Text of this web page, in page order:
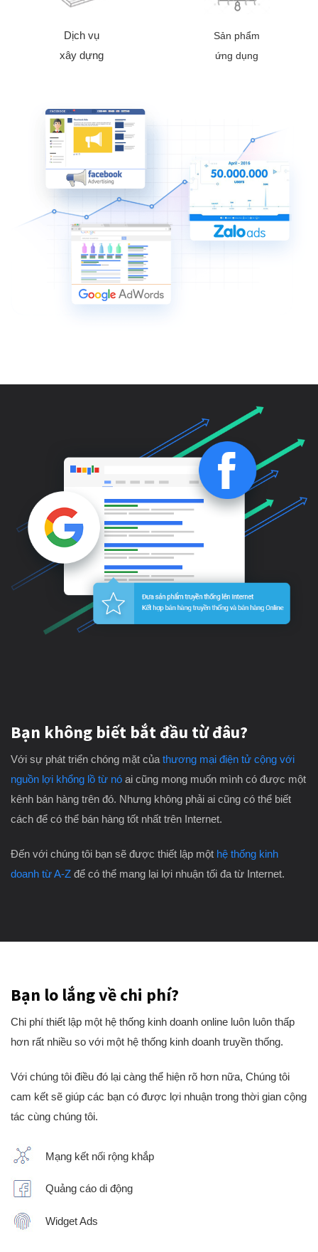
Dịch vụ
xây dựng
Sản phẩm
ứng dụng
Bạn không biết bắt đầu từ đâu?
Với sự phát triển chóng mặt củathương mại điện tử cộng với
nguồn lợi khổng lồ từ nó ai cũng mong muốn mình có được một
kênh bán hàng trên đó. Nhưng không phải ai cũng có thể biết
cách để có thể bán hàng tốt nhất trên Internet.
Đến với chúng tôi bạn sẽ được thiết lập một hệ thống kinh
doanh từ A-Z để có thể mang lại lợi nhuận tối đa từ Internet.
Bạn lo lắng về chi phí?
Chi phí thiết lập một hệ thống kinh doanh online luôn luôn thấp
hơn rất nhiều so với một hệ thống kinh doanh truyền thống.
Với chúng tôi điều đó lại càng thể hiện rõ hơn nữa, Chúng tôi
cam kết sẽ giúp các bạn có được lợi nhuận trong thời gian cộng
tác cùng chúng tôi.
Mạng kết nối rộng khắp
Quảng cáo di động
Widget Ads